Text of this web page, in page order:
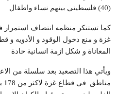
(40) فلسطيني بينهم نساء واطفال
كما تستنكر منظمه انتصاف
غزة و منع دخول الوقود و الأدويه و
المعاناة و شكل ازمة انسانية حادة
ويأتي هذا التصعيد بعد سلسلة من